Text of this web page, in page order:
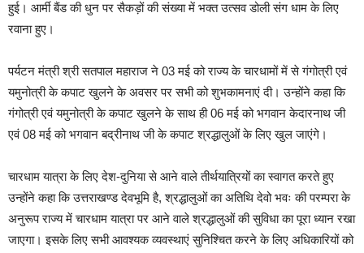
हुई। आर्मी बैंड की धुन पर सैकड़ों की संख्या में भक्त उत्सव डोली संग धाम के लिए
रवाना हुए।
पर्यटन मंत्री श्री सतपाल महाराज ने 03 मई को राज्य के चारधामों में से गंगोत्री एवं
यमुनोत्री के कपाट खुलने के अवसर पर सभी को शुभकामनाएं दी। उन्होंने कहा कि
गंगोत्री एवं यमुनोत्री के कपाट खुलने के साथ ही 06 मई को भगवान केदारनाथ जी
एवं 08 मई को भगवान बद्रीनाथ जी के कपाट श्रद्धालुओं के लिए खुल जाएंगे।
चारधाम यात्रा के लिए देश-दुनिया से आने वाले तीर्थयात्रियों का स्वागत करते हुए
उन्होंने कहा कि उत्तराखण्ड देवभूमि है, श्रद्धालुओं का अतिथि देवो भवः की परम्परा के
अनुरूप राज्य में चारधाम यात्रा पर आने वाले श्रद्धालुओं की सुविधा का पूरा ध्यान रखा
जाएगा। इसके लिए सभी आवश्यक व्यवस्थाएं सुनिश्चित करने के लिए अधिकारियों को